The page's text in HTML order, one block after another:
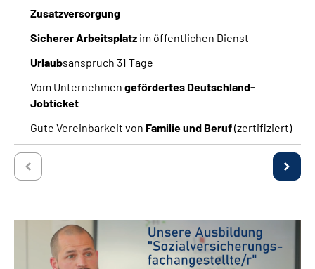
Zusatzversorgung
Sicherer Arbeitsplatz im öffentlichen Dienst
Urlaubsanspruch 31 Tage
Vom Unternehmen gefördertes Deutschland-
Jobticket
Gute Vereinbarkeit von Familie und Beruf(zertifiziert)